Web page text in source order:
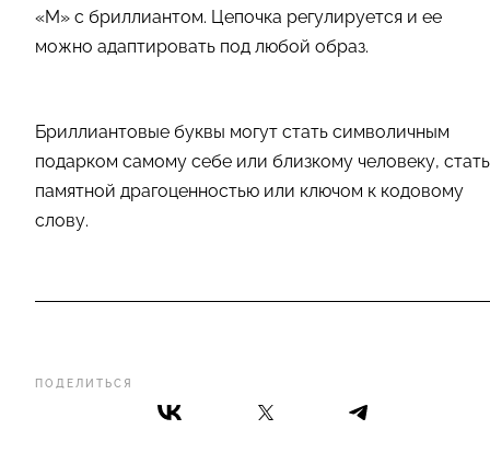
ПОДЕЛИТЬСЯ
«М» с бриллиантом. Цепочка регулируется и ее
можно адаптировать под любой образ.
Бриллиантовые буквы могут стать символичным
подарком самому себе или близкому человеку, стать
памятной драгоценностью или ключом к кодовому
слову.